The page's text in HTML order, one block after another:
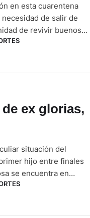
en esta cuarentena
de salir de
de revivir buenos
nacionales, gracias a
ex glorias,
situación del
hijo entre finales
se encuentra en
de que exista un